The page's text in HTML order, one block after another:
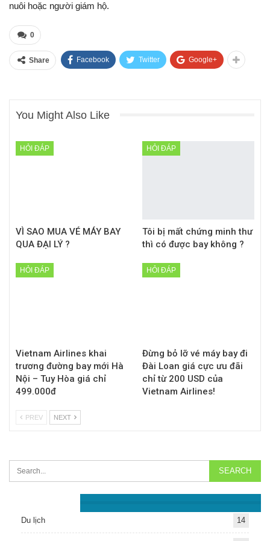
nuôi hoặc người giám hộ.
0
Share Facebook Twitter Google+
You Might Also Like
HỎI ĐÁP
VÌ SAO MUA VÉ MÁY BAY
QUA ĐẠI LÝ ?
HỎI ĐÁP
Tôi bị mất chứng minh thư
thì có được bay không ?
HỎI ĐÁP
Vietnam Airlines khai
trương đường bay mới Hà
Nội – Tuy Hòa giá chỉ
499.000đ
HỎI ĐÁP
Đừng bỏ lỡ vé máy bay đi
Đài Loan giá cực ưu đãi
chỉ từ 200 USD của
Vietnam Airlines!
PREV NEXT
Du lịch 14